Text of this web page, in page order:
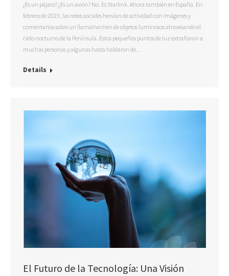
¿Es un pájaro? ¿Es un avión? No. Es Starlink. Ahora también en España. En
febrero de 2023, las redes sociales hervían de actividad con imágenes y
comentarios sobre un llamativo tren de objetos luminosos atravesando el
cielo nocturno de la Península. Estos pequeños puntos de luz extrañaron a
muchas personas y algunas hasta hablaron de…
Details
El Futuro de la Tecnología: Una Visión